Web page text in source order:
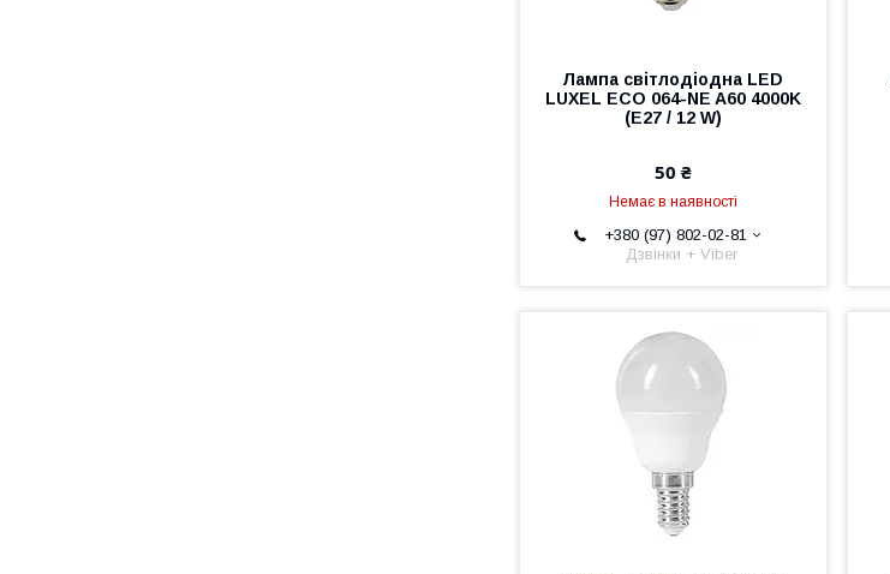
Лампа світлодіодна LED
LUXEL ECO 064-NE A60 4000K
(E27 / 12 W)
50 ₴
Немає в наявності
+380 (97) 802-02-81
Дзвінки + Viber